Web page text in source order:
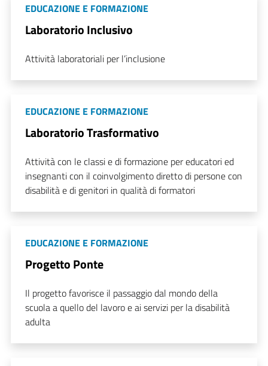
EDUCAZIONE E FORMAZIONE
Laboratorio Inclusivo
Attività laboratoriali per l’inclusione
EDUCAZIONE E FORMAZIONE
Laboratorio Trasformativo
Attività con le classi e di formazione per educatori ed
insegnanti con il coinvolgimento diretto di persone con
disabilità e di genitori in qualità di formatori
EDUCAZIONE E FORMAZIONE
Progetto Ponte
Il progetto favorisce il passaggio dal mondo della
scuola a quello del lavoro e ai servizi per la disabilità
adulta